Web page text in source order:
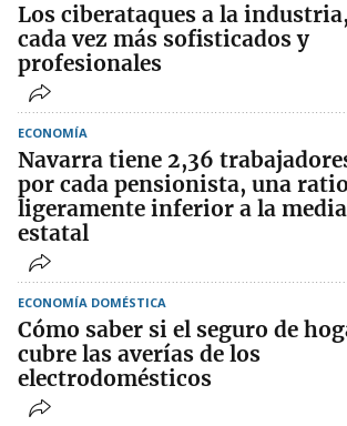
Los ciberataques a la industria,
cada vez más sofisticados y
profesionales
ECONOMÍA
Navarra tiene 2,36
por cada pensionista, una ratio
ligeramente inferior a la media
estatal
ECONOMÍA DOMÉSTICA
Cómo saber si el seguro de
cubre las averías de los
electrodomésticos